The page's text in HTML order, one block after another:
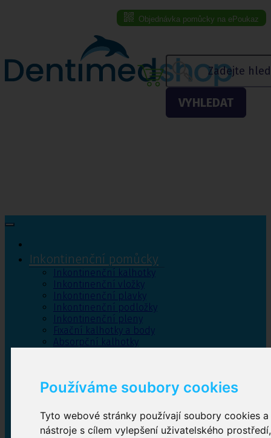
Používáme soubory cookies
Tyto webové stránky používají soubory cookies
nástroje s cílem vylepšení uživatelského
Objednávka pomůcky na ePoukaz
VYHLEDAT
Inkontinenční pomůcky
Inkontinenční kalhotky
Inkontinenční vložky
Inkontinenční plavky
Inkontinenční podložky
Inkontinenční pleny
Fixační kalhotky a body
Absorpční kalhotky
Inkontinenční kalhotky